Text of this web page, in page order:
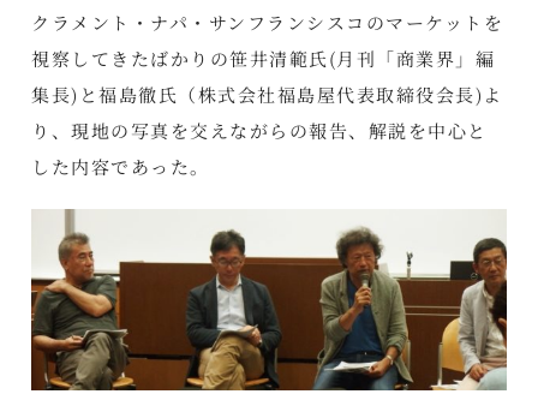
クラメント・ナパ・サンフランシスコのマーケットを
視察してきたばかりの笹井清範氏(月刊「商業界」編
集長)と福島徹氏（株式会社福島屋代表取締役会長)よ
り、現地の写真を交えながらの報告、解説を中心と
した内容であった。